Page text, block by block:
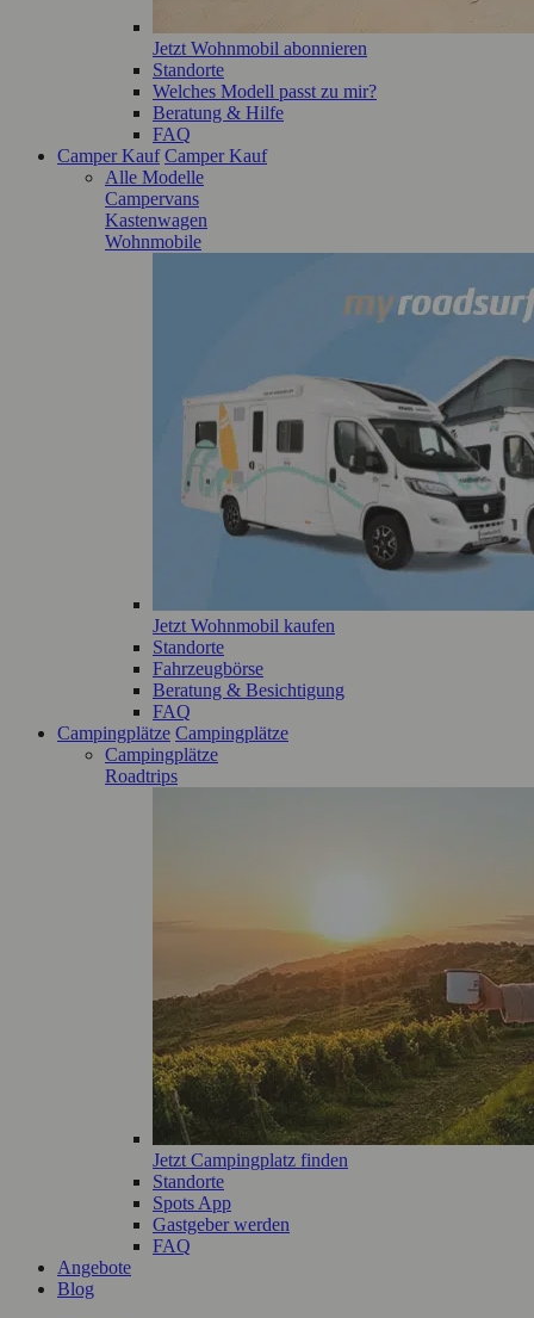
Jetzt Wohnmobil abonnieren
Standorte
Welches Modell passt zu mir?
Beratung & Hilfe
FAQ
Camper Kauf Camper Kauf
Alle Modelle
Campervans
Kastenwagen
Wohnmobile
Jetzt Wohnmobil kaufen
Standorte
Fahrzeugbörse
Beratung & Besichtigung
FAQ
Campingplätze Campingplätze
Campingplätze
Roadtrips
Jetzt Campingplatz finden
Standorte
Spots App
Gastgeber werden
FAQ
Angebote
Blog